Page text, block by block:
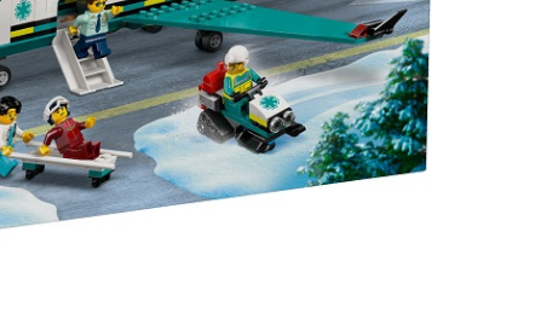
Παιχνίδια Ρόλων-Μίμησης
Play Set
Όπλα
Διάφορες Κατασκευές
Σπόρ